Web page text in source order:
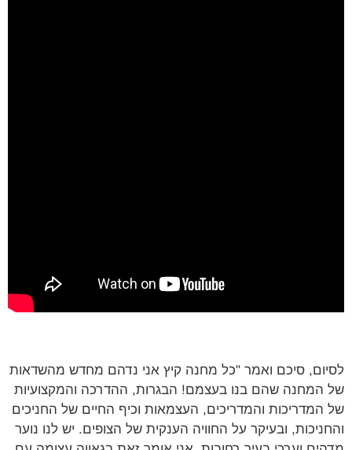
סיכם ואמר "כל מחנה קיץ אני נדהם מחדש מהשדאות
המחנה שהם בנו בעצמם! הבגרות, ההדרכה והמקצועיות
והמדריכים, העצמאות וכיף החיים של החניכים
ובעיקר על החוויה הענקית של הצופים. יש לנו נוער